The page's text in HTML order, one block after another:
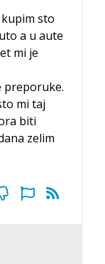
sto
a u aute
mi je
preporuke.
mi taj
biti
zelim